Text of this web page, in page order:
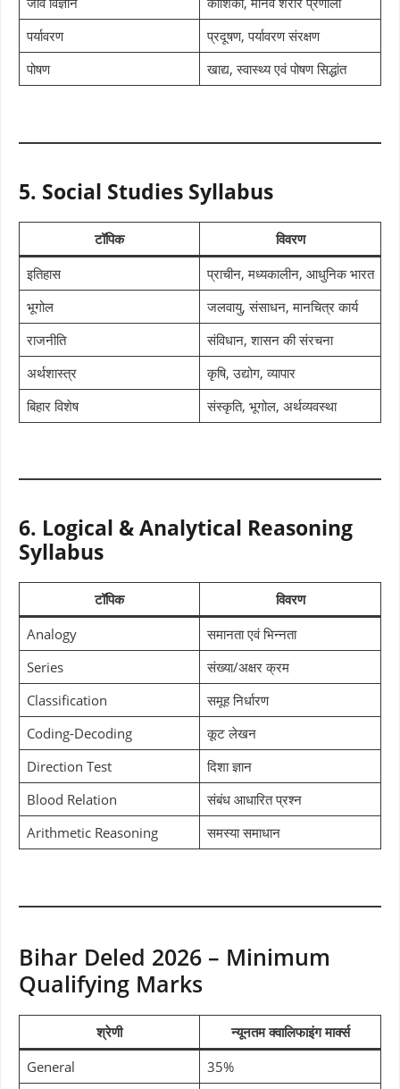
पर्यावरण
प्रदूषण, पर्यावरण संरक्षण
पोषण
खाद्य, स्वास्थ्य एवं पोषण सिद्धांत
5. Social Studies Syllabus
टॉपिक
विवरण
इतिहास
प्राचीन, मध्यकालीन, आधुनिक भारत
भूगोल
जलवायु, संसाधन, मानचित्र कार्य
राजनीति
संविधान, शासन की संरचना
अर्थशास्त्र
कृषि, उद्योग, व्यापार
बिहार विशेष
संस्कृति, भूगोल, अर्थव्यवस्था
6. Logical & Analytical Reasoning
Syllabus
टॉपिक
विवरण
Analogy
समानता एवं भिन्नता
Series
संख्या/अक्षर क्रम
Classification
समूह निर्धारण
Coding-Decoding
कूट लेखन
Direction Test
दिशा ज्ञान
Blood Relation
संबंध आधारित प्रश्न
Arithmetic Reasoning
समस्या समाधान
Bihar Deled 2026 – Minimum
Qualifying Marks
श्रेणी
न्यूनतम क्वालिफाइंग मार्क्स
General
35%